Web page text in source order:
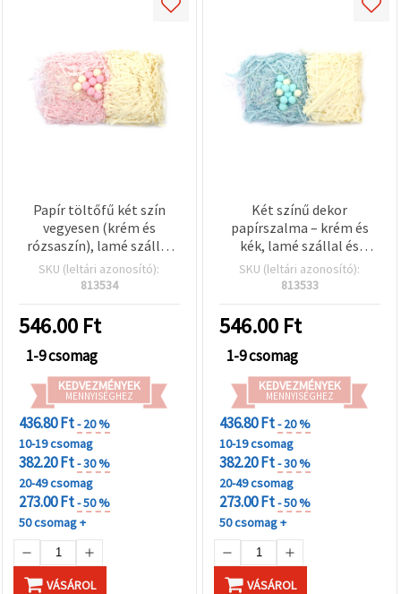
Papír töltőfű két szín
vegyesen (krém és
rózsaszín), lamé szállal
és pomponokkal ~30 g
SKU (leltári azonosító):
813534
546.00 Ft
1-9 csomag
KEDVEZMÉNYEK
MENNYISÉGHEZ
436.80 Ft- 20 %
10-19 csomag
382.20 Ft- 30 %
20-49 csomag
273.00 Ft- 50 %
50 csomag +
VÁSÁROL
Két színű dekor
papírszalma – krém és
kék, lamé szállal és
pomponokkal ~ 30 g
SKU (leltári azonosító):
813533
546.00 Ft
1-9 csomag
KEDVEZMÉNYEK
MENNYISÉGHEZ
436.80 Ft- 20 %
10-19 csomag
382.20 Ft- 30 %
20-49 csomag
273.00 Ft- 50 %
50 csomag +
VÁSÁROL